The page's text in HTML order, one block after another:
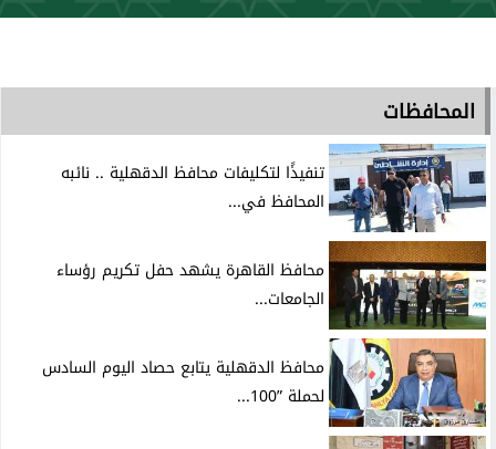
المحافظات
تنفيذًا لتكليفات محافظ الدقهلية .. نائبه
المحافظ في...
محافظ القاهرة يشهد حفل تكريم رؤساء
الجامعات...
محافظ الدقهلية يتابع حصاد اليوم السادس
لحملة ”100...